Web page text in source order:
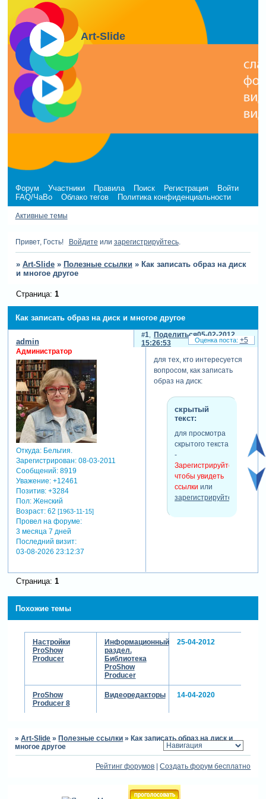
Art-Slide
Форум Участники Правила Поиск Регистрация
Войти
FAQ/ЧаВо
Облако тегов Политика конфиденциальности
Активные темы
Привет, Гость! Войдите или зарегистрируйтесь.
» Art-Slide » Полезные ссылки » Как записать образ на диск
и многое другое
Как записать образ на диск и многое другое
Страница: 1
Поделиться
1
05-02-2012
15:26:53
admin
Администратор
Откуда:Бельгия.
Зарегистрирован: 08-03-2011
Сообщений:8919
Уважение: +12461
Позитив: +3284
Пол:Женский
Возраст:62 [1963-11-15]
Провел на форуме:
3 месяца 7 дней
Последний визит:
03-08-2026 23:12:37
для тех, кто интересуется
вопросом, как записать
образ на диск:
скрытый
текст:
для просмотра
скрытого текста
-
Зарегистрируйтесь,
чтобы увидеть
ссылки или
зарегистрируйтесь
+5
Страница: 1
Похожие темы
Настройки
ProShow
Producer
Информационный
раздел.
Библиотека
ProShow
Producer
25-04-2012
ProShow
Producer 8
Видеоредакторы 14-04-2020
»Art-Slide »Полезные ссылки »Как записать образ на диск и
многое другое
Рейтинг форумов |Создать форум бесплатно